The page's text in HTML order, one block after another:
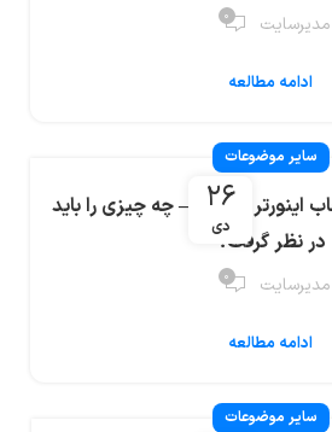
مدیرسایت ۰
ادامه مطالعه
۲۶
دی
سایر موضوعات
اینورتر مناسب – چه چیزی را باید
در نظر گرفت؟
مدیرسایت ۰
ادامه مطالعه
سایر موضوعات